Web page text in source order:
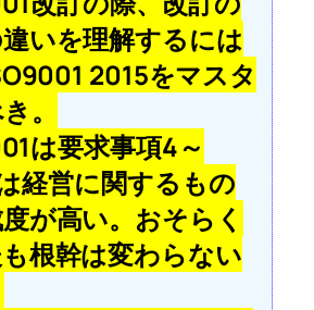
いを理解するには
2015をマスタ
。
は要求事項4～
経営に関するもの
が高い。おそらく
根幹は変わらない